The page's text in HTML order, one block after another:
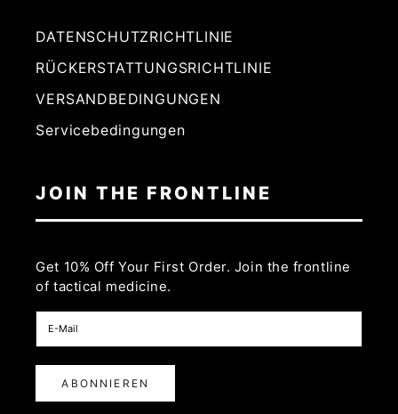
DATENSCHUTZRICHTLINIE
RÜCKERSTATTUNGSRICHTLINIE
VERSANDBEDINGUNGEN
Servicebedingungen
JOIN THE FRONTLINE
Get 10% Off Your First Order. Join the frontline
of tactical medicine.
ABONNIEREN